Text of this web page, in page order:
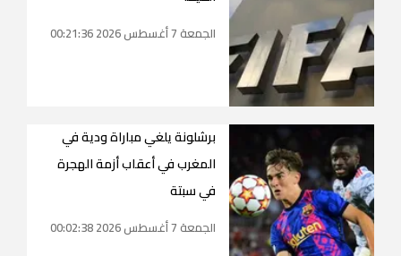
الجمعة 7 أغسطس 2026 00:21:36
برشلونة يلغي مباراة ودية في
المغرب في أعقاب أزمة الهجرة
في سبتة
الجمعة 7 أغسطس 2026 00:02:38